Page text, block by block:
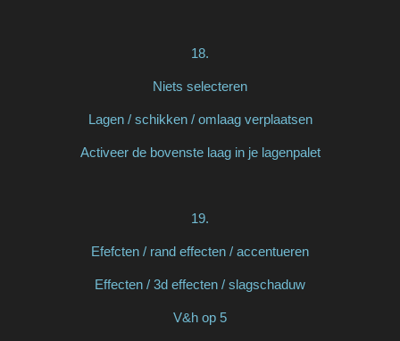
18.
Niets selecteren
Lagen / schikken / omlaag verplaatsen
Activeer de bovenste laag in je lagenpalet
19.
Efefcten / rand effecten / accentueren
Effecten / 3d effecten / slagschaduw
V&h op 5